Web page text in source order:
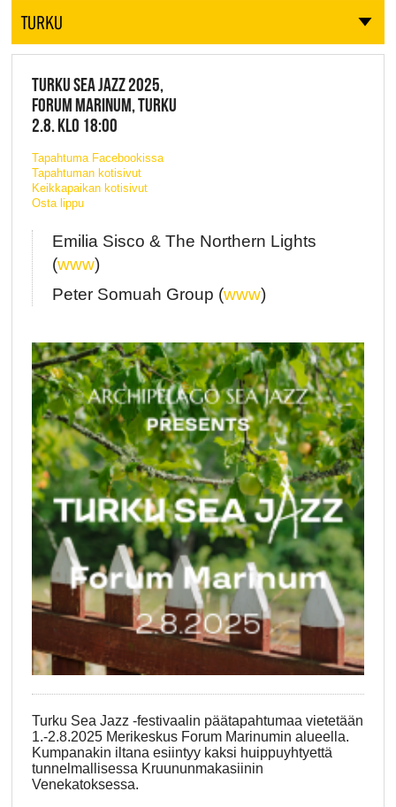
TURKU
TURKU SEA JAZZ 2025,
FORUM MARINUM, TURKU
2.8. KLO 18:00
Tapahtuma Facebookissa
Tapahtuman kotisivut
Keikkapaikan kotisivut
Osta lippu
Emilia Sisco & The Northern Lights
(www)
Peter Somuah Group (www)
Turku Sea Jazz -festivaalin päätapahtumaa vietetään
1.-2.8.2025 Merikeskus Forum Marinumin alueella.
Kumpanakin iltana esiintyy kaksi huippuyhtyettä
tunnelmallisessa Kruununmakasiinin
Venekatoksessa.